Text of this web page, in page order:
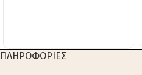
ΠΛΗΡΟΦΟΡΙΕΣ